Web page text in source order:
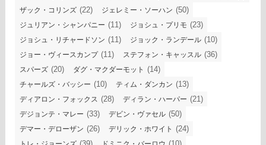
ザック・コリンズ (22) ジェレミー・ソーハン (50)
ジュリアン・シャンパニー (11) ジョシュ・プリモ (23)
ジョシュ・リチャードソン (11) ジョック・ランデール (10)
ジョー・ヴィースカンプ(11) ステフォン・キャッスル (36)
スパーズ (20) ダグ・マクダーモット (14)
チャールズ・バッシー (10) ティム・ダンカン (13)
ディアロン・フォックス (28) ディラン・ハーパー (21)
デジョンテ・マレー (33) デビン・ヴァセル (50)
デマー・デローザン (26) デリック・ホワイト (24)